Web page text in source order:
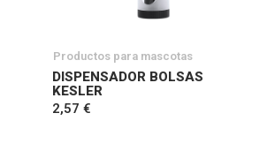
Productos para mascotas
DISPENSADOR BOLSAS
KESLER
2,57 €